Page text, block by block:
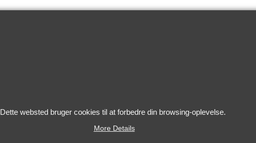
Dette websted bruger cookies til at forbedre din browsing-oplevelse.
More Details